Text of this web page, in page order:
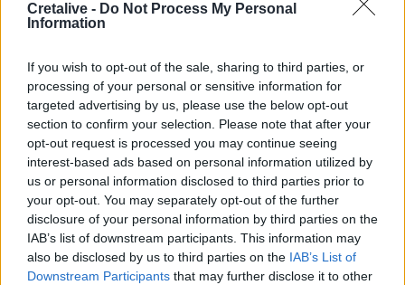
Cretalive - Do Not Process My Personal
Information
If you wish to opt-out of the sale, sharing to third parties, or
processing of your personal or sensitive information for
targeted advertising by us, please use the below opt-out
section to confirm your selection. Please note that after your
opt-out request is processed you may continue seeing
interest-based ads based on personal information utilized by
us or personal information disclosed to third parties prior to
your opt-out. You may separately opt-out of the further
disclosure of your personal information by third parties on the
IAB’s list of downstream participants. This information may
also be disclosed by us to third parties on the IAB’s List of
Downstream Participants that may further disclose it to other
22:55
ότι η επαφή με τον Χαμενεΐ είναι δύσκολη
22:49
Φωτιά στα Αϊβαλιώτικα Βόλου
22:43
Συνελήφθη οπλισμένος άνδρας κοντά σε γήπεδο γκολφ
του Τραμπ στην Καλιφόρνια
22:37
Κόλπος του Άντεν: Πλήγμα των Χούθι σε τάνκερ της
Σαουδικής Αραβίας